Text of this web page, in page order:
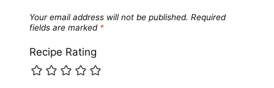
Your email address will not be published. Required
fields are marked *
Recipe Rating